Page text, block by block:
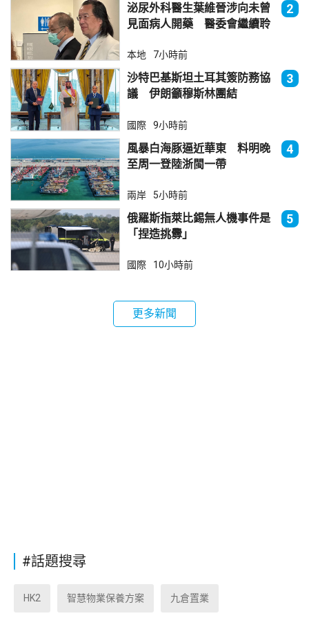
泌尿外科醫生葉維晉涉向未曾
見面病人開藥 醫委會繼續聆
2
本地 7小時前
沙特巴基斯坦土耳其簽防務協
議 伊朗籲穆斯林團結
3
國際 9小時前
風暴白海豚逼近華東 料明晚
至周一登陸浙閩一帶
4
兩岸 5小時前
俄羅斯指萊比錫無人機事件是
「捏造挑釁」
5
國際 10小時前
更多新聞
#話題搜尋
HK2 智慧物業保養方案 九倉置業